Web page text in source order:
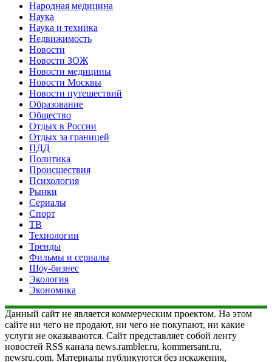
Народная медицина
Наука
Наука и техника
Недвижимость
Новости
Новости ЗОЖ
Новости медицины
Новости Москвы
Новости путешествий
Образование
Общество
Отдых в России
Отдых за границей
ПДД
Политика
Происшествия
Психология
Рынки
Сериалы
Спорт
ТВ
Технологии
Тренды
Фильмы и сериалы
Шоу-бизнес
Экология
Экономика
Данный сайт не является коммерческим проектом. На этом
сайте ни чего не продают, ни чего не покупают, ни какие
услуги не оказываются. Сайт представляет собой ленту
новостей RSS канала news.rambler.ru, kommersant.ru,
newsru.com. Материалы публикуются без искажения,